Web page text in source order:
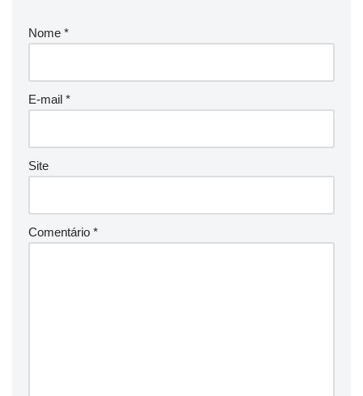
Nome *
E-mail *
Site
Comentário *